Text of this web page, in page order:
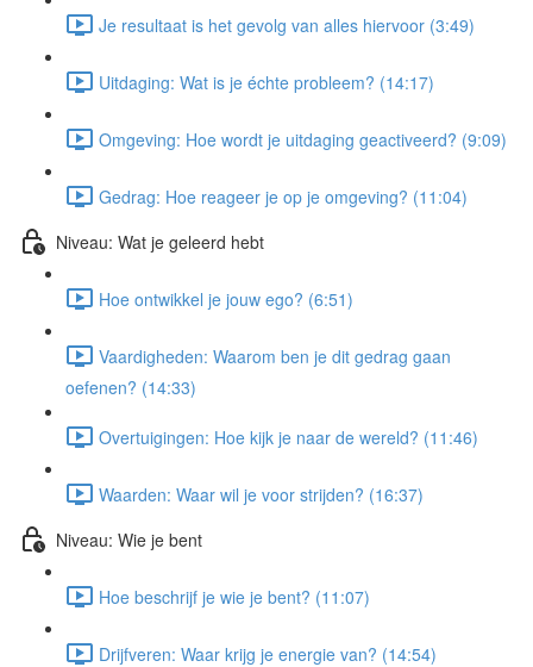
Je resultaat is het gevolg van alles hiervoor (3:49)
Uitdaging: Wat is je échte probleem? (14:17)
Omgeving: Hoe wordt je uitdaging geactiveerd? (9:09)
Gedrag: Hoe reageer je op je omgeving? (11:04)
Niveau: Wat je geleerd hebt
Hoe ontwikkel je jouw ego? (6:51)
Vaardigheden: Waarom ben je dit gedrag gaan
oefenen? (14:33)
Overtuigingen: Hoe kijk je naar de wereld? (11:46)
Waarden: Waar wil je voor strijden? (16:37)
Niveau: Wie je bent
Hoe beschrijf je wie je bent? (11:07)
Drijfveren: Waar krijg je energie van? (14:54)